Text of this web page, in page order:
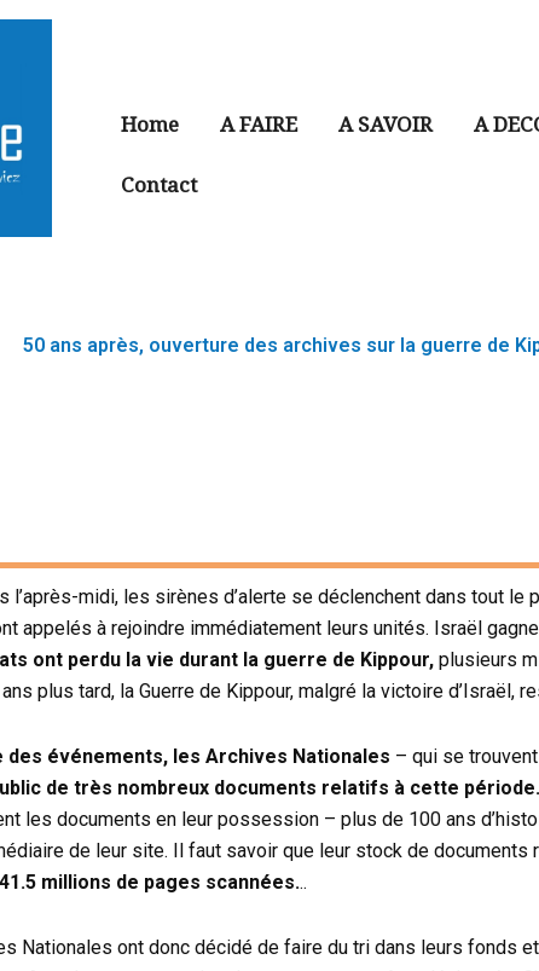
Home A FAIRE A SAVOIR A
Contact
50 ans après, ouverture des archives sur la guerre de
l’après-midi, les sirènes d’alerte se déclenchent dans tout le
appelés à rejoindre immédiatement leurs unités. Israël
ont perdu la vie durant la guerre de Kippour, plusieurs
plus tard, la Guerre de Kippour, malgré la victoire d’Israël,
des événements, les Archives Nationales – qui se
de très nombreux documents relatifs à cette période.
les documents en leur possession – plus de 100 ans
de leur site. Il faut savoir que leur stock de
41.5 millions de pages scannées...
Nationales ont donc décidé de faire du tri dans leurs fonds